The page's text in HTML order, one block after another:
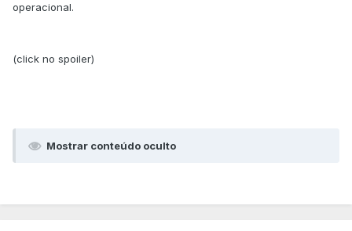
operacional.
(click no spoiler)
Mostrar conteúdo oculto